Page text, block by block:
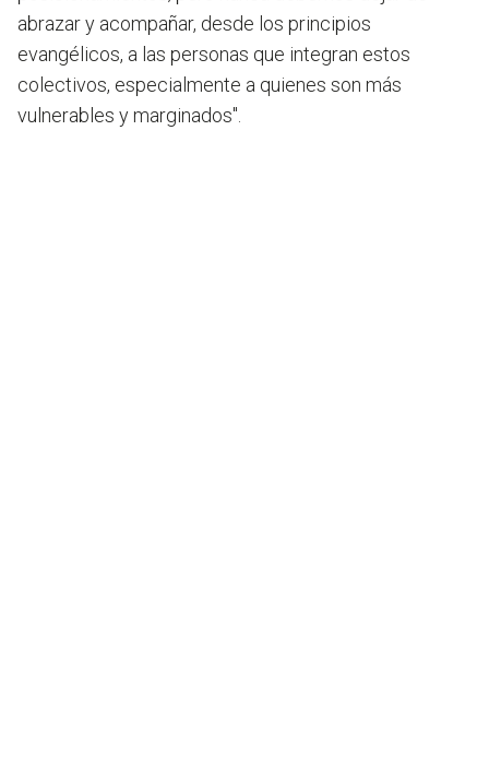
abrazar y acompañar, desde los principios
evangélicos, a las personas que integran estos
colectivos, especialmente a quienes son más
vulnerables y marginados".